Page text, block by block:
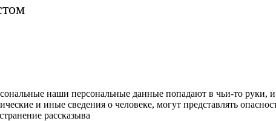
наши персональные данные попадают в чьи-то руки,
и иные сведения о человеке, могут представлять
рассказыва